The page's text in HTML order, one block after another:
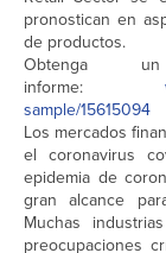
pronostican en
de productos.
Obtenga
informe:
sample/15615094
Los mercados
el coronavirus
epidemia de
gran alcance
Muchas
preocupaciones